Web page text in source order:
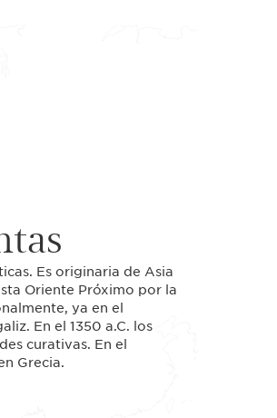
Es originaria de Asia
Oriente Próximo por la
ya en el
En el 1350 a.C. los
curativas. En el
Grecia.